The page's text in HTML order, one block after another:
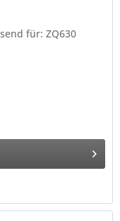
für: ZQ630